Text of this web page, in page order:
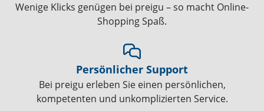
Wenige Klicks genügen bei preigu – so macht Online-
Shopping Spaß.
Persönlicher Support
Bei preigu erleben Sie einen persönlichen,
kompetenten und unkomplizierten Service.